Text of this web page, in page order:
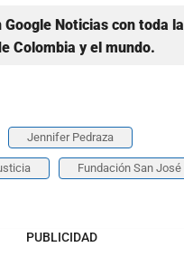
Noticias con toda la
Colombia y el mundo.
Jennifer Pedraza
Fundación San José
PUBLICIDAD